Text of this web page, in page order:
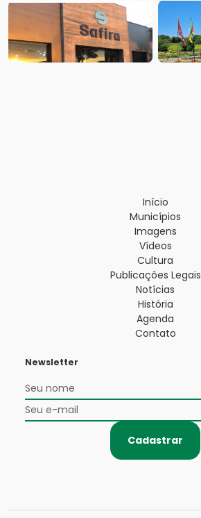
Início
Municípios
Imagens
Vídeos
Cultura
Publicações Legais
Notícias
História
Agenda
Contato
Newsletter
Cadastrar